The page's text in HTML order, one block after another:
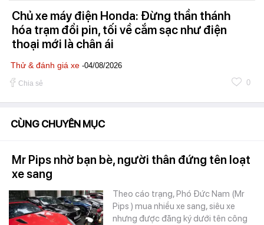
Chủ xe máy điện Honda: Đừng thần thánh
hóa trạm đổi pin, tối về cắm sạc như điện
thoại mới là chân ái
Thử & đánh giá xe -04/08/2026
Chia sẻ 0
CÙNG CHUYÊN MỤC
Mr Pips nhờ bạn bè, người thân đứng tên loạt
xe sang
Theo cáo trạng, Phó Đức Nam (Mr
Pips ) mua nhiều xe sang, siêu xe
nhưng được đăng ký dưới tên công